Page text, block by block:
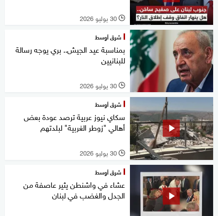
l 30 يوليو 2026
شرق أوسط
بمناسبة عيد الجيش.. بري يوجه رسالة
للبنانيين
l 30 يوليو 2026
شرق أوسط
سكاي نيوز عربية ترصد عودة بعض
أهالي "زوطر الغربية" لبلدتهم
l 30 يوليو 2026
شرق أوسط
عشاء في واشنطن يثير عاصفة من
الجدل والغضب في لبنان